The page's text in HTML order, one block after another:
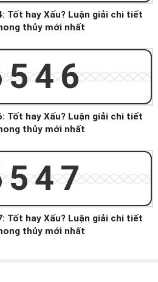
Tốt hay Xấu? Luận giải chi tiết
thủy mới nhất
Tốt hay Xấu? Luận giải chi tiết
thủy mới nhất
Tốt hay Xấu? Luận giải chi tiết
thủy mới nhất